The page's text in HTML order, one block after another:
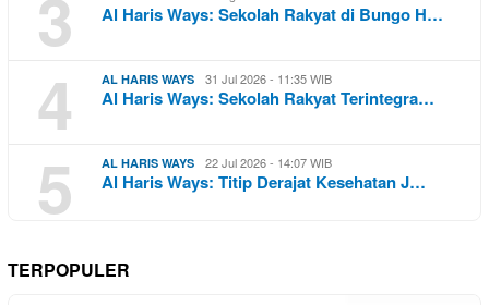
Al Haris Ways: Sekolah Rakyat di Bungo H…
4 AL HARIS WAYS 31 Jul 2026 - 11:35 WIB
Al Haris Ways: Sekolah Rakyat Terintegra…
5 AL HARIS WAYS 22 Jul 2026 - 14:07 WIB
Al Haris Ways: Titip Derajat Kesehatan J…
TERPOPULER